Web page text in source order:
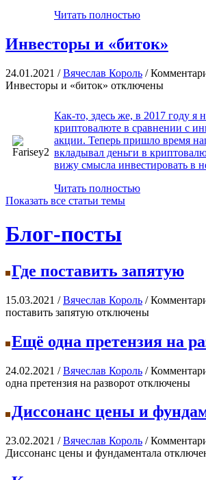
Читать полностью
Инвесторы и «биток»
24.01.2021 /Вячеслав Король /
Инвесторы и «биток» отключены
Как-то, здесь же, в 2017 году я
криптовалюте в сравнении с
акции. Теперь пришло время
вкладывал деньги в
вижу смысла инвестировать в
Читать полностью
Показать все статьи темы
Блог-посты
Где поставить запятую
15.03.2021 /Вячеслав Король /
поставить запятую отключены
Ещё одна претензия на
24.02.2021 /Вячеслав Король /
одна претензия на разворот отключены
Диссонанс цены и
23.02.2021 /Вячеслав Король /
Диссонанс цены и фундаментала